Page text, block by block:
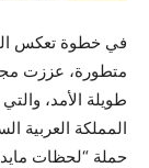
في خطوة تعكس
متطورة، عززت
طويلة الأمد،
المملكة العربية
حملة “لحظات